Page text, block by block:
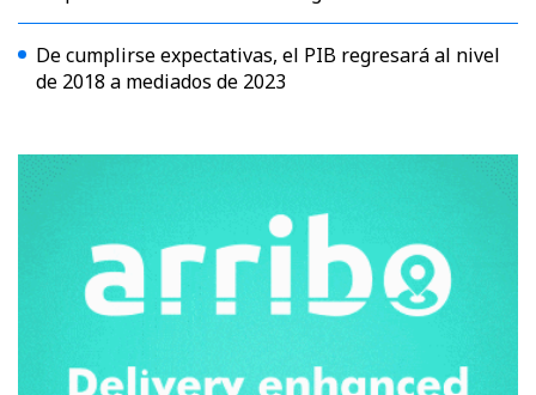
De cumplirse expectativas, el PIB regresará al nivel
de 2018 a mediados de 2023